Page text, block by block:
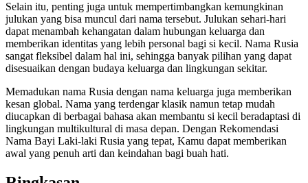
Selain itu, penting juga untuk mempertimbangkan kemungkinan
julukan yang bisa muncul dari nama tersebut. Julukan sehari-hari
dapat menambah kehangatan dalam hubungan keluarga dan
memberikan identitas yang lebih personal bagi si kecil. Nama Rusia
sangat fleksibel dalam hal ini, sehingga banyak pilihan yang dapat
disesuaikan dengan budaya keluarga dan lingkungan sekitar.
Memadukan nama Rusia dengan nama keluarga juga memberikan
kesan global. Nama yang terdengar klasik namun tetap mudah
diucapkan di berbagai bahasa akan membantu si kecil beradaptasi di
lingkungan multikultural di masa depan. Dengan Rekomendasi
Nama Bayi Laki-laki Rusia yang tepat, Kamu dapat memberikan
awal yang penuh arti dan keindahan bagi buah hati.